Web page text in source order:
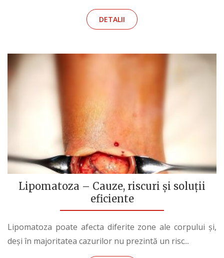
DETALII
Lipomatoza – Cauze, riscuri și soluții
eficiente
Lipomatoza poate afecta diferite zone ale corpului și,
deși în majoritatea cazurilor nu prezintă un risc...